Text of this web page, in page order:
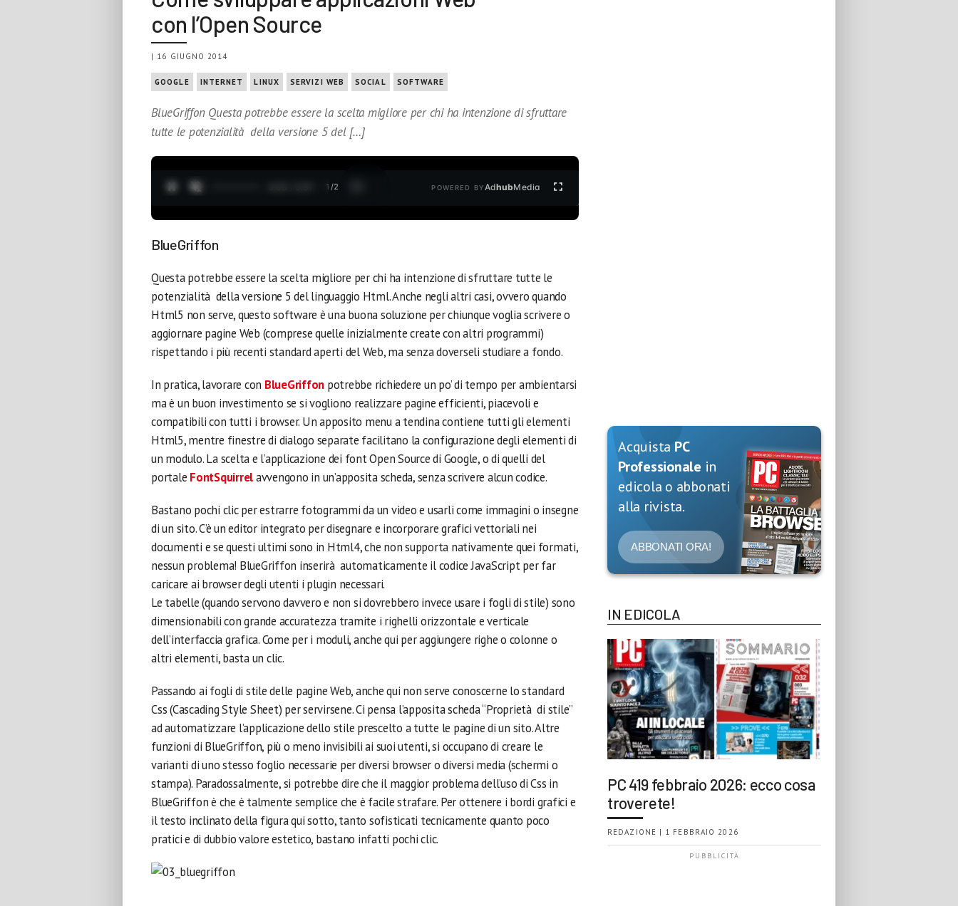
con l’Open Source
| 16 GIUGNO 2014
GOOGLE INTERNET LINUX SERVIZI WEB SOCIAL SOFTWARE
BlueGriffon Questa potrebbe essere la scelta migliore per chi ha intenzione di sfruttare
tutte le potenzialità della versione 5 del […]
1 /2 POWERED BYAdhubMedia
BlueGriffon
Questa potrebbe essere la scelta migliore per chi ha intenzione di sfruttare tutte le
potenzialità della versione 5 del linguaggio Html. Anche negli altri casi, ovvero quando
Html5 non serve, questo software è una buona soluzione per chiunque voglia scrivere o
aggiornare pagine Web (comprese quelle inizialmente create con altri programmi)
rispettando i più recenti standard aperti del Web, ma senza doverseli studiare a fondo.
In pratica, lavorare con BlueGriffon potrebbe richiedere un po’ di tempo per ambientarsi
ma è un buon investimento se si vogliono realizzare pagine efficienti, piacevoli e
compatibili con tutti i browser. Un apposito menu a tendina contiene tutti gli elementi
Html5, mentre finestre di dialogo separate facilitano la configurazione degli elementi di
un modulo. La scelta e l’applicazione dei font Open Source di Google, o di quelli del
portale FontSquirrelavvengono in un’apposita scheda, senza scrivere alcun codice.
Bastano pochi clic per estrarre fotogrammi da un video e usarli come immagini o insegne
di un sito. C’è un editor integrato per disegnare e incorporare grafici vettoriali nei
documenti e se questi ultimi sono in Html4, che non supporta nativamente quei formati,
nessun problema! BlueGriffon inserirà automaticamente il codice JavaScript per far
caricare ai browser degli utenti i plugin necessari.
Le tabelle (quando servono davvero e non si dovrebbero invece usare i fogli di stile) sono
dimensionabili con grande accuratezza tramite i righelli orizzontale e verticale
dell’interfaccia grafica. Come per i moduli, anche qui per aggiungere righe o colonne o
altri elementi, basta un clic.
Passando ai fogli di stile delle pagine Web, anche qui non serve conoscerne lo standard
Css (Cascading Style Sheet) per servirsene. Ci pensa l’apposita scheda “Proprietà di stile”
ad automatizzare l’applicazione dello stile prescelto a tutte le pagine di un sito. Altre
funzioni di BlueGriffon, più o meno invisibili ai suoi utenti, si occupano di creare le
varianti di uno stesso foglio necessarie per diversi browser o diversi media (schermi o
stampa). Paradossalmente, si potrebbe dire che il maggior problema dell’uso di Css in
BlueGriffon è che è talmente semplice che è facile strafare. Per ottenere i bordi grafici e
il testo inclinato della figura qui sotto, tanto sofisticati tecnicamente quanto poco
pratici e di dubbio valore estetico, bastano infatti pochi clic.
Acquista PC
Professionale in
edicola o abbonati
alla rivista.
ABBONATI ORA!
IN EDICOLA
PC 419 febbraio 2026: ecco cosa
troverete!
REDAZIONE | 1 FEBBRAIO 2026